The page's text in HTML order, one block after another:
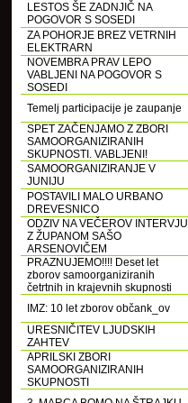
LESTOS ŠE ZADNJIČ NA
POGOVOR S SOSEDI
ZA POHORJE BREZ VETRNIH
ELEKTRARN
NOVEMBRA PRAV LEPO
VABLJENI NA POGOVOR S
SOSEDI
Temelj participacije je zaupanje
SPET ZAČENJAMO Z ZBORI
SAMOORGANIZIRANIH
SKUPNOSTI. VABLJENI!
SAMOORGANIZIRANJE V
JUNIJU
POSTAVILI MALO URBANO
DREVESNICO
ODZIV NA VEČEROV INTERVJU
Z ŽUPANOM SAŠO
ARSENOVIČEM
PRAZNUJEMO!!!! Deset let
zborov samoorganiziranih
četrtnih in krajevnih skupnosti
IMZ: 10 let zborov občank_ov
URESNIČITEV LJUDSKIH
ZAHTEV
APRILSKI ZBORI
SAMOORGANIZIRANIH
SKUPNOSTI